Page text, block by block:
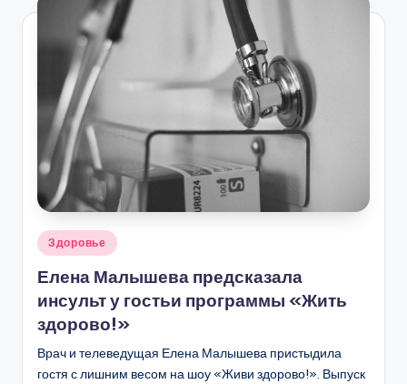
Опубликовано
Здоровье
Елена Малышева предсказала
инсульт у гостьи программы «Жить
здорово!»
Врач и телеведущая Елена Малышева пристыдила
гостя с лишним весом на шоу «Живи здорово!». Выпуск